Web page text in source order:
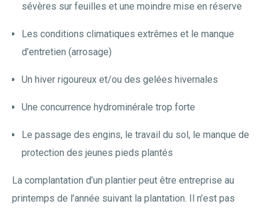
sévères sur feuilles et une moindre mise en réserve
Les conditions climatiques extrêmes et le manque
d’entretien (arrosage)
Un hiver rigoureux et/ou des gelées hivernales
Une concurrence hydrominérale trop forte
Le passage des engins, le travail du sol, le manque de
protection des jeunes pieds plantés
La complantation d’un plantier peut être entreprise au
printemps de l’année suivant la plantation. Il n’est pas